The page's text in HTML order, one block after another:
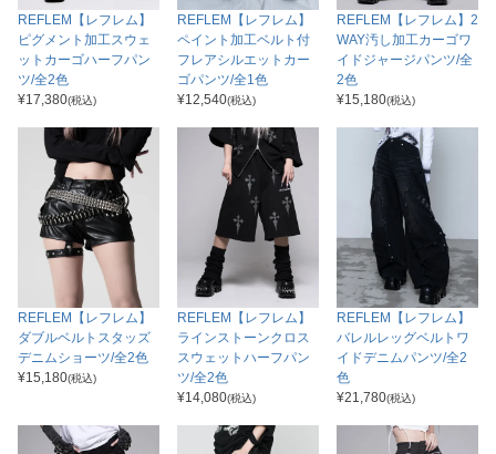
REFLEM【レフレム】
ピグメント加工スウェ
ットカーゴハーフパン
ツ/全2色
¥17,380(税込)
REFLEM【レフレム】
ペイント加工ベルト付
フレアシルエットカー
ゴパンツ/全1色
¥12,540(税込)
REFLEM【レフレム】2
WAY汚し加工カーゴワ
イドジャージパンツ/全
2色
¥15,180(税込)
REFLEM【レフレム】
ダブルベルトスタッズ
デニムショーツ/全2色
¥15,180(税込)
REFLEM【レフレム】
ラインストーンクロス
スウェットハーフパン
ツ/全2色
¥14,080(税込)
REFLEM【レフレム】
バレルレッグベルトワ
イドデニムパンツ/全2
色
¥21,780(税込)